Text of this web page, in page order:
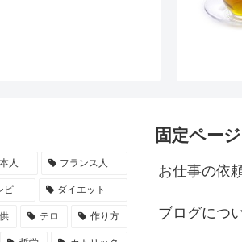
人 フランス人
ピ ダイエット
テロ 作り方
固定ページ
お仕事の依
ブログにつ